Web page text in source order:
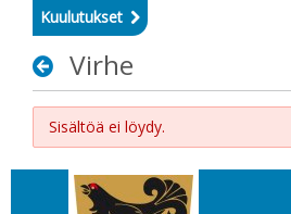
Kuulutukset
Virhe
Sisältöä ei löydy.